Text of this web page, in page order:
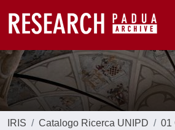
IRIS Catalogo Ricerca UNIPD 01